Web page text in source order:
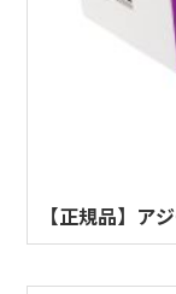
【正規品】ア